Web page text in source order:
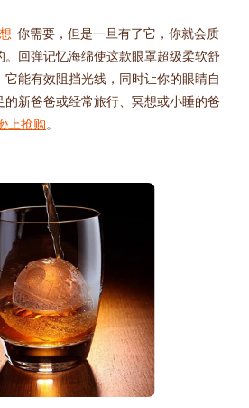
想 你需要，但是一旦有了它，你就会质
回弹记忆海绵使这款眼罩超级柔软舒
能有效阻挡光线，同时让你的眼睛自
新爸爸或经常旅行、冥想或小睡的爸
上抢购。